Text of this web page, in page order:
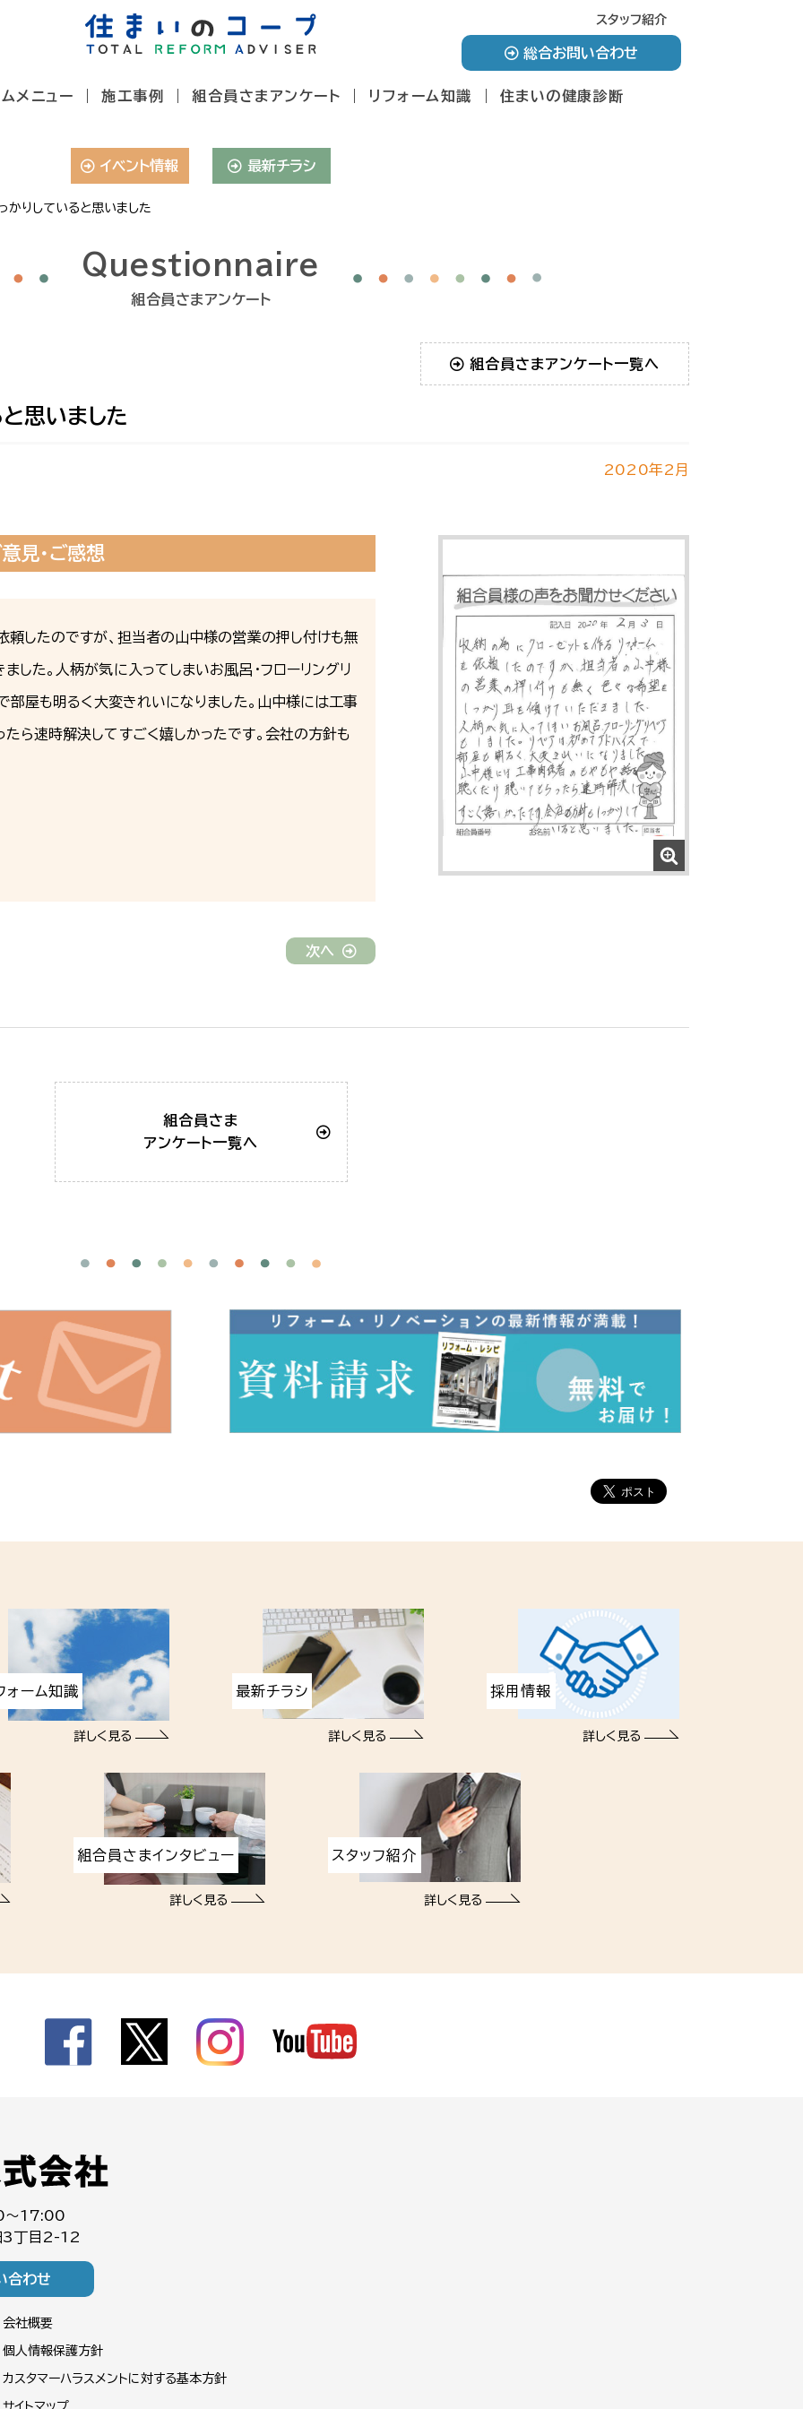
スタッフ紹介
総合お問い合わせ
メニュー 施工事例 組合員さまアンケート リフォーム知識 住まいの健康診断
イベント情報 最新チラシ
かりしていると思いました
Questionnaire
組合員さまアンケート
組合員さまアンケート一覧へ
思いました
2020年2月
見・ご感想
頼したのですが、担当者の山中様の営業の押し付けも無
した。人柄が気に入ってしまいお風呂・フローリングリ
部屋も明るく大変きれいになりました。山中様には工事
ら速時解決してすごく嬉しかったです。会社の方針も
次へ
組合員さま
アンケート一覧へ
ォーム知識
詳しく見る
最新チラシ
詳しく見る
採用情報
詳しく見る
組合員さまインタビュー
詳しく見る
スタッフ紹介
詳しく見る
～17:00
3丁目2-12
合わせ
会社概要
個人情報保護方針
カスタマーハラスメントに対する基本方針
サイトマップ